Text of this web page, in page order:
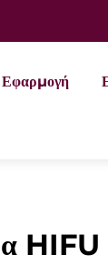
Εφαρμογή
HIFU